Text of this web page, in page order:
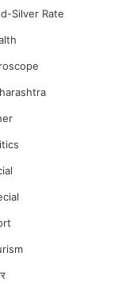
Silver Rate